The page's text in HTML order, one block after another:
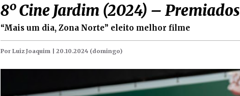
8º Cine Jardim (2024) – Premiados
“Mais um dia, Zona Norte” eleito melhor filme
Por Luiz Joaquim | 20.10.2024 (domingo)